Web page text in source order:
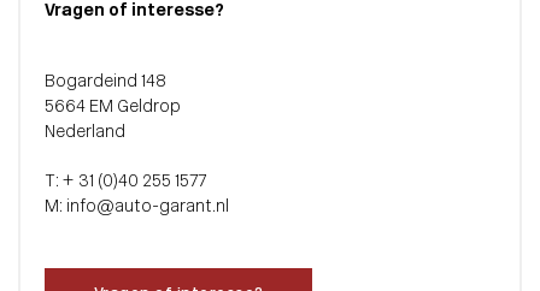
Vragen of interesse?
Bogardeind 148
5664 EM Geldrop
Nederland
T: + 31 (0)40 255 1577
M: info@auto-garant.nl